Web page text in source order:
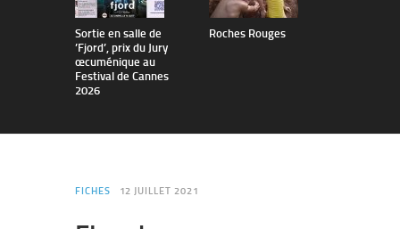
Sortie en salle de
’Fjord’, prix du Jury
œcuménique au
Festival de Cannes
2026
Roches Rouges
FICHES 12 JUILLET 2021